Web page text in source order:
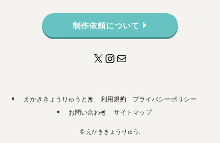
制作依頼について
X Instagram
メール
えかききょうりゅうとは 利用規約
プライバシーポリシー
お問い合わせ
サイトマップ
©えかききょうりゅう.